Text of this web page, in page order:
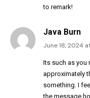
to remark!
Java Burn
June 18, 2024
Its such as you
approximately
something. I
the message